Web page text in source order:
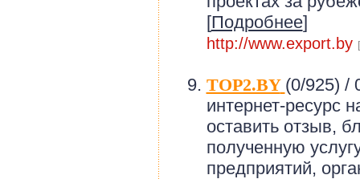
[Подробнее]
http://www.export.by
TOP2.BY (0/925) /
интернет-ресурс
оставить отзыв,
полученную
предприятий,